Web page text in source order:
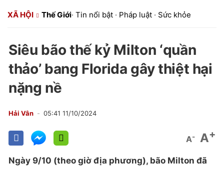
XÃ HỘI Thế Giới· Tin nổi bật · Pháp luật · Sức khỏe
Siêu bão thế kỷ Milton ‘quần
thảo’ bang Florida gây thiệt hại
nặng nề
Hải Vân 05:41 11/10/2024
A- A+
Ngày 9/10 (theo giờ địa phương), bão Milton đã